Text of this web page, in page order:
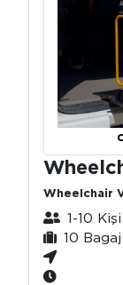
Wheelchair
1-10 Kişi
10 Bagaj